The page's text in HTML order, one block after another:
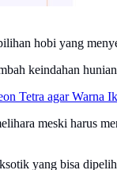
hobi yang
keindahan
Tetra agar Warna
meski harus
yang bisa